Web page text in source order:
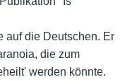
auf die Deutschen. Er
die zum
werden könnte.